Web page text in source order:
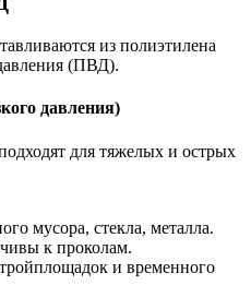
из полиэтилена
(ПВД).
давления)
для тяжелых и острых
мусора, стекла, металла.
к проколам.
и временного